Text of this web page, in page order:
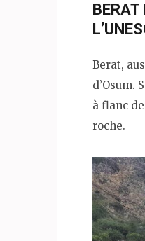
BERAT
Berat,
à flanc
roche.